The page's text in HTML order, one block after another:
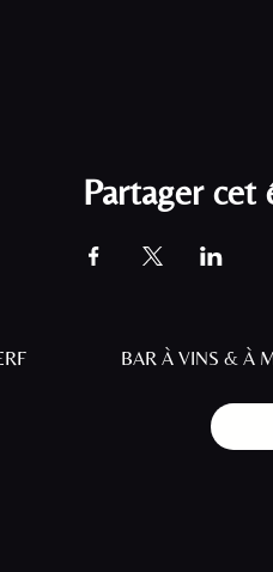
Partager cet
BAR À VINS & À